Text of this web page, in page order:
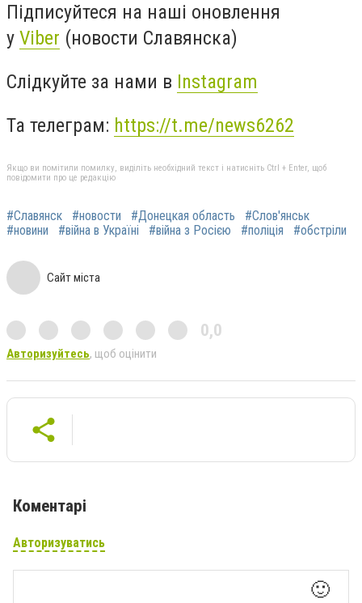
Підписуйтеся на наші оновлення
у Viber (новости Славянска)
Слідкуйте за нами в Instagram
Та телеграм: https://t.me/news6262
Якщо ви помітили помилку, виділіть необхідний текст і натисніть Ctrl + Enter, щоб
повідомити про це редакцію
#Славянск #новости #Донецкая область
#Слов'янськ
#новини
#війна в Україні #війна з Росією #поліція #обстріли
Сайт міста
0,0
Авторизуйтесь, щоб оцінити
Коментарі
Авторизуватись
🙂